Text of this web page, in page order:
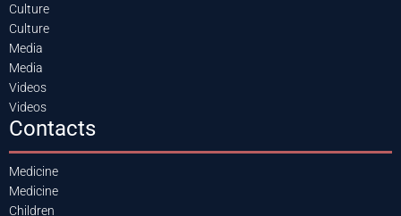
Culture
Culture
Media
Media
Videos
Videos
Contacts
Medicine
Medicine
Children